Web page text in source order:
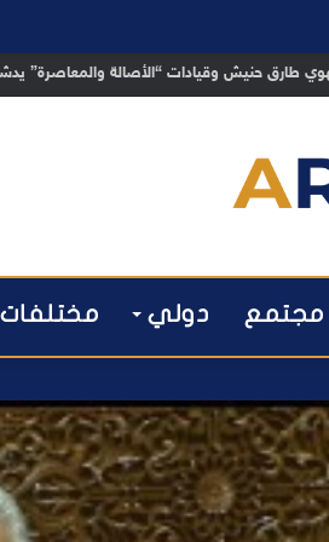
فيديو يوثق العملية.. أمن مراكش يطيح بقاصر
مجتمع دولي مختلفات